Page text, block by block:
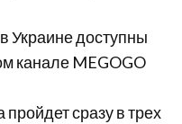
Украине доступны
канале MEGOGO
сразу в трех